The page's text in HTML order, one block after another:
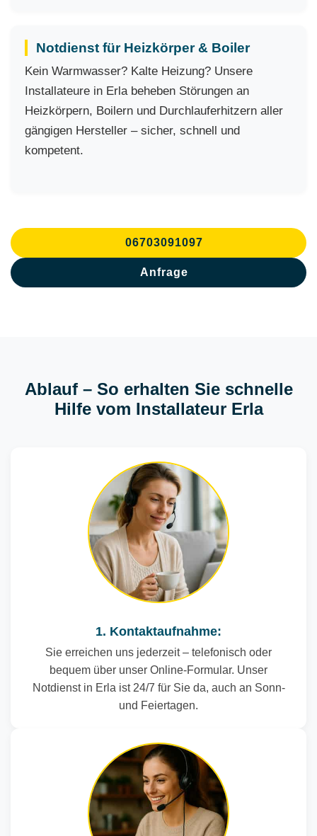
Notdienst für Heizkörper & Boiler
Kein Warmwasser? Kalte Heizung? Unsere
Installateure in Erla beheben Störungen an
Heizkörpern, Boilern und Durchlauferhitzern aller
gängigen Hersteller – sicher, schnell und
kompetent.
06703091097
Anfrage
Ablauf – So erhalten Sie schnelle
Hilfe vom Installateur Erla
1. Kontaktaufnahme:
Sie erreichen uns jederzeit – telefonisch oder
bequem über unser Online-Formular. Unser
Notdienst in Erla ist 24/7 für Sie da, auch an Sonn-
und Feiertagen.